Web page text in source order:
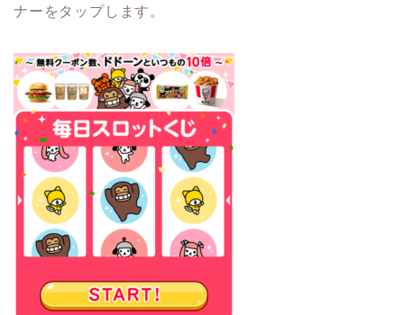
ナーをタップします。